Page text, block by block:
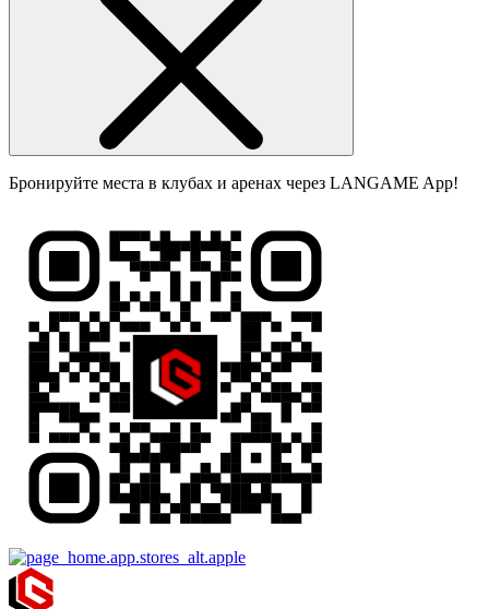
Бронируйте места в клубах и аренах через LANGAME App!